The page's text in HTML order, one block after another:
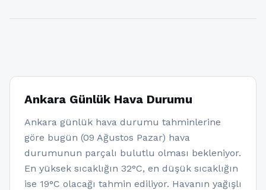
Ankara Günlük Hava Durumu
Ankara günlük hava durumu tahminlerine
göre bugün (09 Ağustos Pazar) hava
durumunun parçalı bulutlu olması bekleniyor.
En yüksek sıcaklığın 32°C, en düşük sıcaklığın
ise 19°C olacağı tahmin ediliyor. Havanın yağışlı